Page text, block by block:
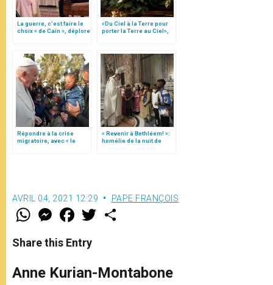
La guerre, c’est faire le
choix « de Caïn », déplore
«Du Ciel à la Terre pour
porter la Terre au Ciel»,
Répondre à la crise
migratoire, avec « le
« Revenir à Bethléem! »:
homélie de la nuit de
Noël (texte complet)
AVRIL 04, 2021 12:29 PAPE FRANÇOIS
W
t
s
p
p
M
e
s
e
g
e
F
a
e
b
o
k
w
r
Share this Entry
Anne Kurian-Montabone